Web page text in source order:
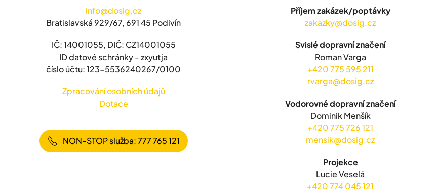
info@dosig.cz
Bratislavská 929/67, 691 45 Podivín
IČ: 14001055, DIČ: CZ14001055
ID datové schránky - zxyutja
číslo účtu: 123-5536240267/0100
Zpracování osobních údajů
Dotace
NON-STOP služba: 777 765 121
Příjem zakázek/poptávky
zakazky@dosig.cz
Svislé dopravní značení
Roman Varga
+420 775 595 211
rvarga@dosig.cz
Vodorovné dopravní značení
Dominik Menšík
+420 775 726 121
mensik@dosig.cz
Projekce
Lucie Veselá
+420 774 045 121